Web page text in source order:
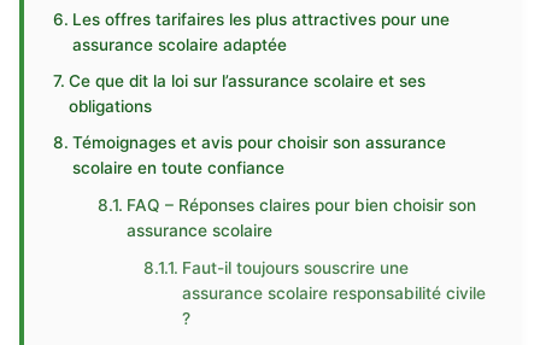
Les offres tarifaires les plus attractives pour une
assurance scolaire adaptée
Ce que dit la loi sur l’assurance scolaire et ses
obligations
Témoignages et avis pour choisir son assurance
scolaire en toute confiance
FAQ – Réponses claires pour bien choisir son
assurance scolaire
Faut-il toujours souscrire une
assurance scolaire responsabilité civile
?